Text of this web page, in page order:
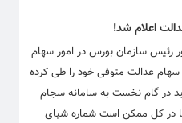
اعلام شد!
رئیس سازمان بورس در امور سهام
عدالت متوفی خود را طی کرده
در گام نخست به سامانه سجام
در کل ممکن است شماره شبای